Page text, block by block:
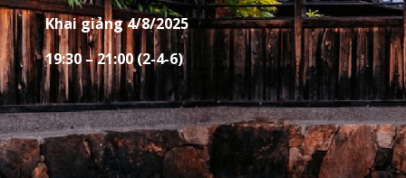
Khai giảng 4/8/2025
19:30 – 21:00 (2-4-6)